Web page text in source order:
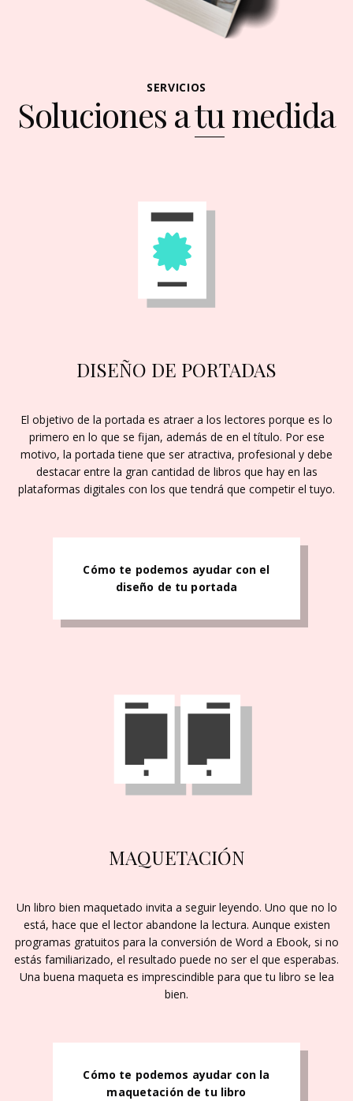
SERVICIOS
Soluciones atumedida
DISEÑO DE PORTADAS
El objetivo de la portada es atraer a los lectores porque es lo
primero en lo que se fijan, además de en el título. Por ese
motivo, la portada tiene que ser atractiva, profesional y debe
destacar entre la gran cantidad de libros que hay en las
plataformas digitales con los que tendrá que competir el tuyo.
Cómo te podemos ayudar con el
diseño de tu portada
MAQUETACIÓN
Un libro bien maquetado invita a seguir leyendo. Uno que no lo
está, hace que el lector abandone la lectura. Aunque existen
programas gratuitos para la conversión de Word a Ebook, si no
estás familiarizado, el resultado puede no ser el que esperabas.
Una buena maqueta es imprescindible para que tu libro se lea
bien.
Cómo te podemos ayudar con la
maquetación de tu libro